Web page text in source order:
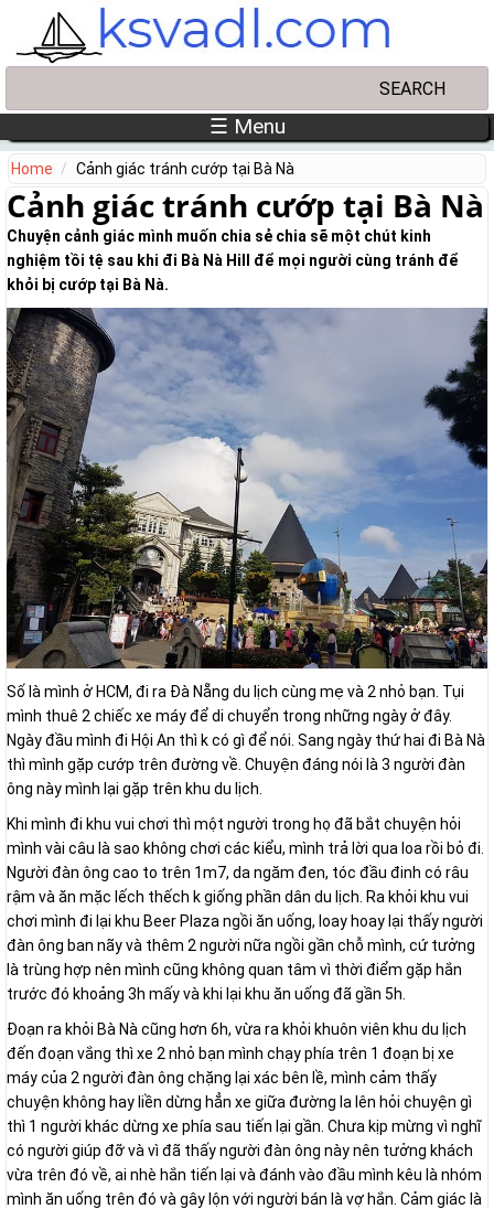
Skip to main content
☰ Menu
Home Cảnh giác tránh cướp tại Bà Nà
Cảnh giác tránh cướp tại Bà Nà
Chuyện cảnh giác mình muốn chia sẻ chia sẽ một chút kinh
nghiệm tồi tệ sau khi đi Bà Nà Hill để mọi người cùng tránh để
khỏi bị cướp tại Bà Nà.
Số là mình ở HCM, đi ra Đà Nẵng du lịch cùng mẹ và 2 nhỏ bạn. Tụi
mình thuê 2 chiếc xe máy để di chuyển trong những ngày ở đây.
Ngày đầu mình đi Hội An thì k có gì để nói. Sang ngày thứ hai đi Bà Nà
thì mình gặp cướp trên đường về. Chuyện đáng nói là 3 người đàn
ông này mình lại gặp trên khu du lịch.
Khi mình đi khu vui chơi thì một người trong họ đã bắt chuyện hỏi
mình vài câu là sao không chơi các kiểu, mình trả lời qua loa rồi bỏ đi.
Người đàn ông cao to trên 1m7, da ngăm đen, tóc đầu đinh có râu
rậm và ăn mặc lếch thếch k giống phần dân du lịch. Ra khỏi khu vui
chơi mình đi lại khu Beer Plaza ngồi ăn uống, loay hoay lại thấy người
đàn ông ban nãy và thêm 2 người nữa ngồi gần chỗ mình, cứ tưởng
là trùng hợp nên mình cũng không quan tâm vì thời điểm gặp hắn
trước đó khoảng 3h mấy và khi lại khu ăn uống đã gần 5h.
Đoạn ra khỏi Bà Nà cũng hơn 6h, vừa ra khỏi khuôn viên khu du lịch
đến đoạn vắng thì xe 2 nhỏ bạn mình chạy phía trên 1 đoạn bị xe
máy của 2 người đàn ông chặng lại xác bên lề, mình cảm thấy
chuyện không hay liền dừng hẳn xe giữa đường la lên hỏi chuyện gì
thì 1 người khác dừng xe phía sau tiến lại gần. Chưa kịp mừng vì nghĩ
có người giúp đỡ và vì đã thấy người đàn ông này nên tưởng khách
vừa trên đó về, ai nhè hắn tiến lại và đánh vào đầu mình kêu là nhóm
mình ăn uống trên đó và gây lộn với người bán là vợ hắn. Cảm giác là